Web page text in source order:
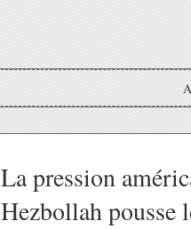
La pression
Hezbollah pousse